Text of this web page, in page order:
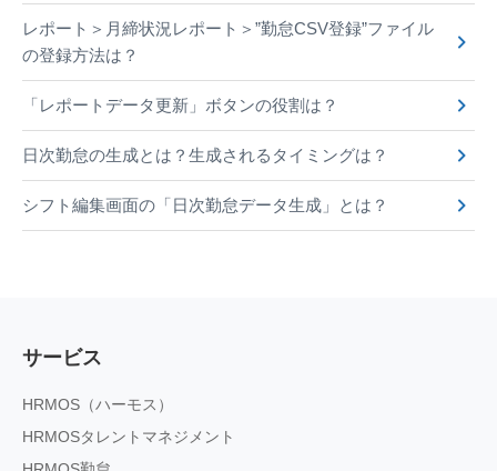
レポート＞月締状況レポート＞”勤怠CSV登録”ファイル
の登録方法は？
「レポートデータ更新」ボタンの役割は？
日次勤怠の生成とは？生成されるタイミングは？
シフト編集画面の「日次勤怠データ生成」とは？
サービス
HRMOS（ハーモス）
HRMOSタレントマネジメント